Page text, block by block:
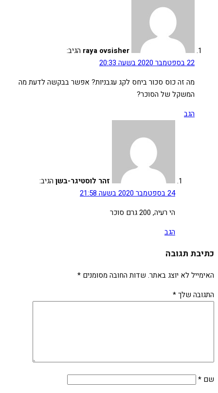
raya ovsisher הגיב:
22 בספטמבר 2020 בשעה 20:33
מה זה כוס סכור ביחס לקג עגבניות? אפשר בבקשה לדעת מה
המשקל של הסוכר?
הגב
זהר לוסטיגר-בשן הגיב:
24 בספטמבר 2020 בשעה 21:58
הי רעיה, 200 גרם סוכר
הגב
כתיבת תגובה
האימייל לא יוצג באתר. שדות החובה מסומנים *
התגובה שלך*
שם *